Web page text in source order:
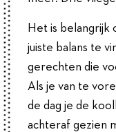
Het is belangrijk
juiste balans te
gerechten die
Als je van te
de dag je de
achteraf gezien